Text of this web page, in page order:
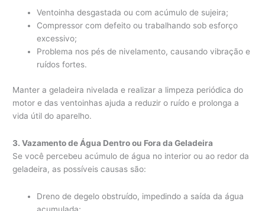
Ventoinha desgastada ou com acúmulo de sujeira;
Compressor com defeito ou trabalhando sob esforço
excessivo;
Problema nos pés de nivelamento, causando vibração e
ruídos fortes.
Manter a geladeira nivelada e realizar a limpeza periódica do
motor e das ventoinhas ajuda a reduzir o ruído e prolonga a
vida útil do aparelho.
3. Vazamento de Água Dentro ou Fora da Geladeira
Se você percebeu acúmulo de água no interior ou ao redor da
geladeira, as possíveis causas são:
Dreno de degelo obstruído, impedindo a saída da água
acumulada;